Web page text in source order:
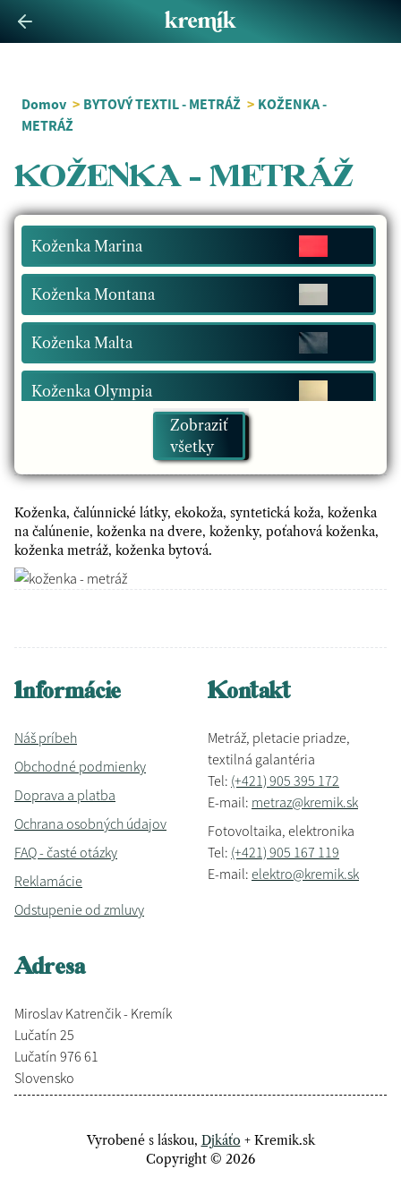
Domov > BYTOVÝ TEXTIL - METRÁŽ > KOŽENKA -
METRÁŽ
KOŽENKA - METRÁŽ
Koženka Marina
Koženka Montana
Koženka Malta
Koženka Olympia
Zobraziť
všetky
Koženka, čalúnnické látky, ekokoža, syntetická koža, koženka
na čalúnenie, koženka na dvere, koženky, poťahová koženka,
koženka metráž, koženka bytová.
Informácie
Náš príbeh
Obchodné podmienky
Doprava a platba
Ochrana osobných údajov
FAQ - časté otázky
Reklamácie
Odstupenie od zmluvy
Kontakt
Metráž, pletacie priadze,
textilná galantéria
Tel: (+421) 905 395 172
E-mail: metraz@kremik.sk
Fotovoltaika, elektronika
Tel: (+421) 905 167 119
E-mail: elektro@kremik.sk
Adresa
Miroslav Katrenčik - Kremík
Lučatín 25
Lučatín 976 61
Slovensko
Vyrobené s láskou, Djkáťo + Kremik.sk
Copyright © 2026